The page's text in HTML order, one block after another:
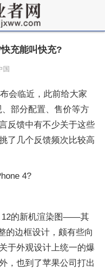
充能叫快充?
国
会临近，此前给大家
部分配置、售价等方
反馈中有不少关于这些
了几个反馈频次比较高
4?
12的新机渲染图——其
的边框设计，颇有些向
于外观设计上统一的爆
，也到了苹果公司打出